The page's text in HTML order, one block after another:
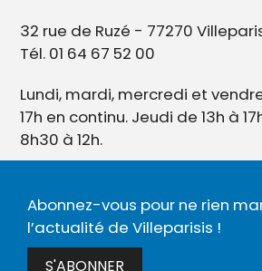
32 rue de Ruzé - 77270
Tél. 01 64 67 52 00
Lundi, mardi, mercredi et
17h en continu. Jeudi de 13h à
8h30 à 12h.
Abonnez-vous pour ne rien
l’actualité de Villeparisis !
S'ABONNER